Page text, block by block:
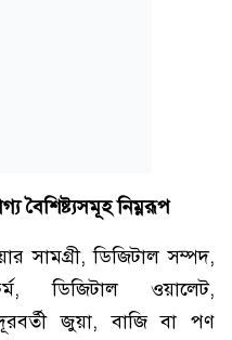
বৈশিষ্ট্যসমূহ নিম্নরূপ
সামগ্রী, ডিজিটাল সম্পদ,
ডিজিটাল ওয়ালেট,
জুয়া, বাজি বা পণ